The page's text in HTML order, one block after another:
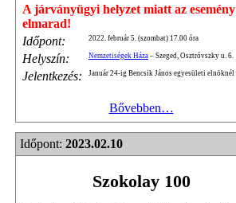
A járványügyi helyzet miatt az esemény
elmarad!
Időpont:
2022. február 5. (szombat) 17.00 óra
Helyszín: Nemzetiségek Háza – Szeged, Osztróvszky u. 6.
Jelentkezés: Január 24-ig Bencsik János egyesületi elnöknél
Bővebben…
Időpont: 2023.02.10
Szokolay 100